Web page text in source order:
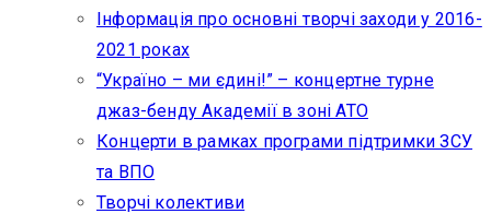
Інформація про основні творчі заходи у 2016-
2021 роках
“Україно – ми єдині!” – концертне турне
джаз-бенду Академії в зоні АТО
Концерти в рамках програми підтримки ЗСУ
та ВПО
Творчі колективи